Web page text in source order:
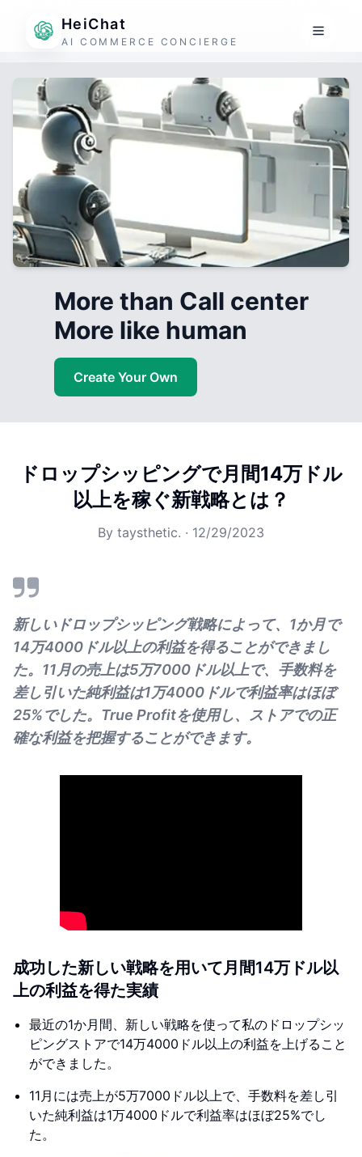
HeiChat
AI COMMERCE CONCIERGE
More than Call center
More like human
Create Your Own
ドロップシッピングで月間14万ドル
以上を稼ぐ新戦略とは？
By taysthetic. · 12/29/2023
新しいドロップシッピング戦略によって、1か月で
14万4000ドル以上の利益を得ることができまし
た。11月の売上は5万7000ドル以上で、手数料を
差し引いた純利益は1万4000ドルで利益率はほぼ
25%でした。True Profitを使用し、ストアでの正
確な利益を把握することができます。
成功した新しい戦略を用いて月間14万ドル以
上の利益を得た実績
最近の1か月間、新しい戦略を使って私のドロップシッ
ピングストアで14万4000ドル以上の利益を上げること
ができました。
11月には売上が5万7000ドル以上で、手数料を差し引
いた純利益は1万4000ドルで利益率はほぼ25%でし
た。